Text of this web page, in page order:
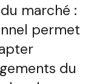
marché :
permet
du